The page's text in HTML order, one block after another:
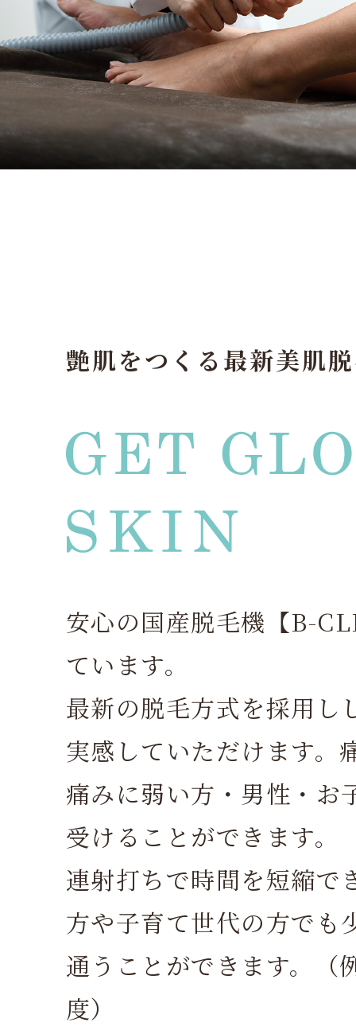
艶肌をつくる最新美肌
安心の国産脱毛機【B-
ています。
最新の脱毛方式を採用し
実感していただけます。
痛みに弱い方・男性・お
受けることができます。
連射打ちで時間を短縮で
方や子育て世代の方でも
通うことができます。（
度）